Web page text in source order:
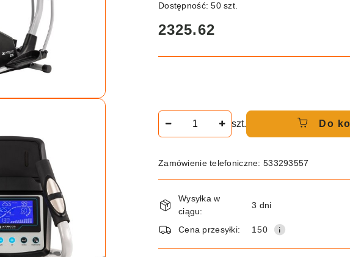
Dostępność:50szt.
cena:
2325.62
szt. Do
Zamówienie telefoniczne: 533293557
Dostępność
i
dostawa
Wysyłka w
ciągu:
3 dni
Cena przesyłki: 150